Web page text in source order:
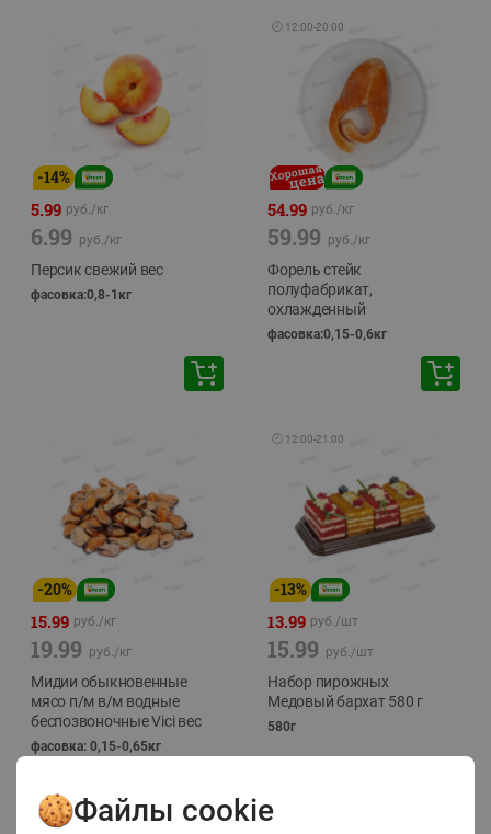
-14%
5.99 руб./кг
6.99 руб./кг
Персик свежий вес
фасовка:0,8-1кг
🕘 12:00-20:00
54.99 руб./кг
59.99 руб./кг
Форель стейк
полуфабрикат,
охлажденный
фасовка:0,15-0,6кг
-20%
15.99 руб./кг
19.99 руб./кг
Мидии обыкновенные
мясо п/м в/м водные
беспозвоночные Vici вес
фасовка: 0,15-0,65кг
🕘 12:00-21:00
-13%
13.99 руб./шт
15.99 руб./шт
Набор пирожных
Медовый бархат 580 г
580г
Файлы cookie